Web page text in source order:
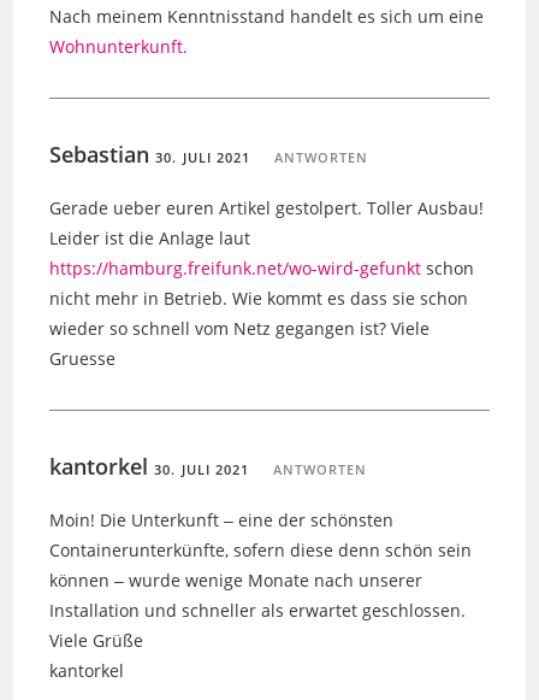
Nach meinem Kenntnisstand handelt es sich um eine
Wohnunterkunft.
Sebastian30. JULI 2021 ANTWORTEN
Gerade ueber euren Artikel gestolpert. Toller Ausbau!
Leider ist die Anlage laut
https://hamburg.freifunk.net/wo-wird-gefunkt schon
nicht mehr in Betrieb. Wie kommt es dass sie schon
wieder so schnell vom Netz gegangen ist? Viele
Gruesse
kantorkel30. JULI 2021 ANTWORTEN
Moin! Die Unterkunft ‒ eine der schönsten
Containerunterkünfte, sofern diese denn schön sein
können ‒ wurde wenige Monate nach unserer
Installation und schneller als erwartet geschlossen.
Viele Grüße
kantorkel